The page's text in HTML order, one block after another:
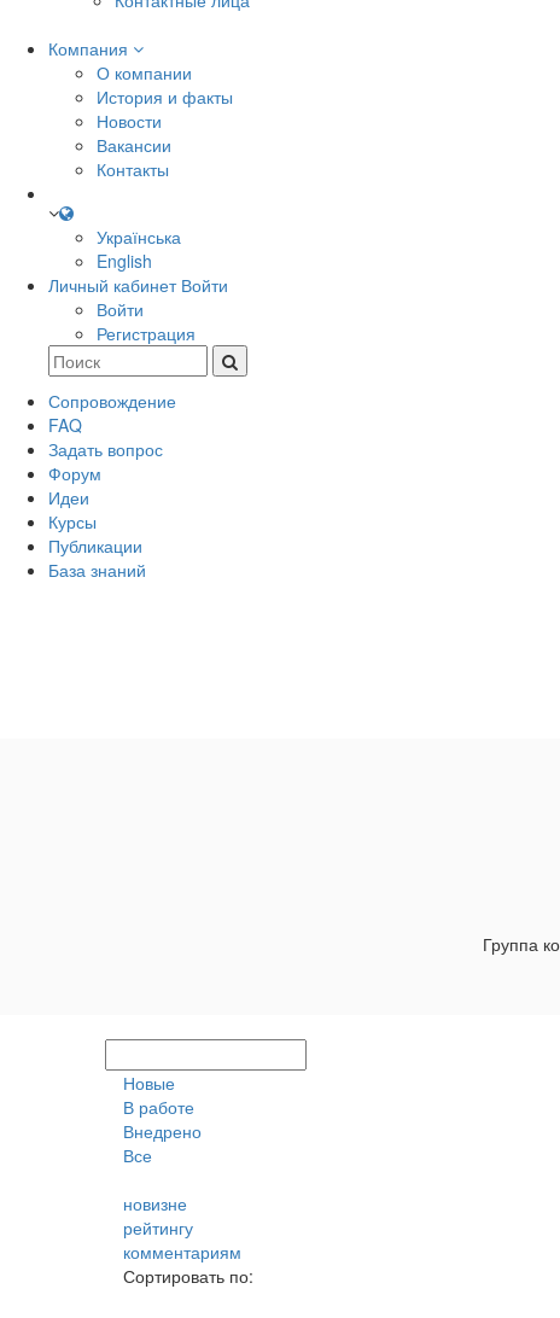
Компания
О компании
История и факты
Новости
Вакансии
Контакты
Українська
English
Личный кабинет Войти
Войти
Регистрация
Сопровождение
FAQ
Задать вопрос
Форум
Идеи
Курсы
Публикации
База знаний
Группа
Новые
В работе
Внедрено
Все
новизне
рейтингу
комментариям
Сортировать по: